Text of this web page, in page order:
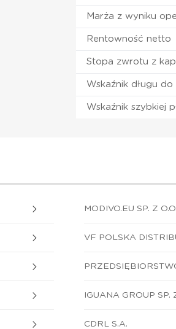
Marża z wyniku
Rentowność netto
Stopa zwrotu z
Wskaźnik długu do
Wskaźnik szybkiej
MODIVO.EU SP. Z O.O.
VF POLSKA
IGUANA GROUP SP.
CDRL S.A.